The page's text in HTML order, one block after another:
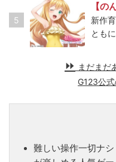
5
【の
新作
とも
まだまだ
G123公
難しい操作一切ナ